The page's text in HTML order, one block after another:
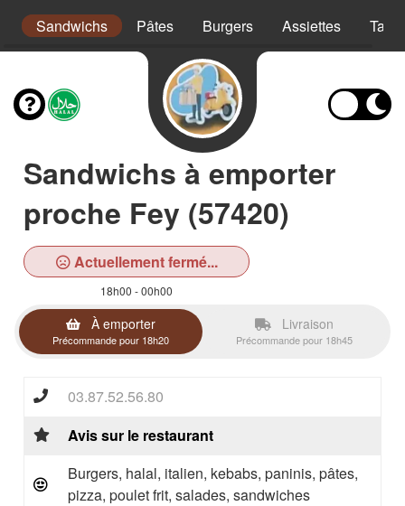
Sandwichs Pâtes Burgers Assiettes
Sandwichs à emporter
proche Fey (57420)
Actuellement fermé...
18h00 - 00h00
À emporter
Précommande pour 18h20
Livraison
Précommande pour 18h45
03.87.52.56.80
Avis sur le restaurant
Burgers, halal, italien, kebabs, paninis, pâtes,
pizza, poulet frit, salades, sandwiches